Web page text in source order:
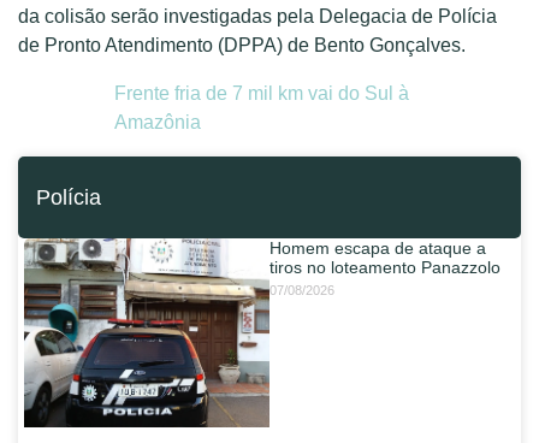
da colisão serão investigadas pela Delegacia de Polícia
de Pronto Atendimento (DPPA) de Bento Gonçalves.
Frente fria de 7 mil km vai do Sul à
Amazônia
Polícia
Homem escapa de ataque a
tiros no loteamento Panazzolo
07/08/2026